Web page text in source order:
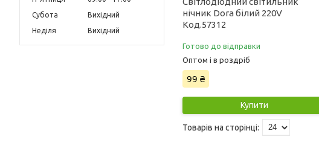
Субота
Вихідний
Неділя
Вихідний
нічник Dora білий 220V
Код.57312
Готово до відправки
Оптом і в роздріб
99 ₴
Купити